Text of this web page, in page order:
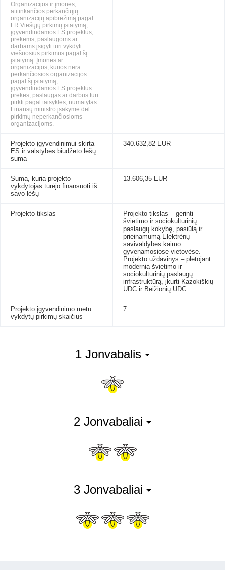
Organizacijos ir įmonės,
atitinkančios perkančiųjų
organizacijų apibrėžimą pagal
LR Viešųjų pirkimų įstatymą,
įgyvendindamos ES projektus,
prekėms, paslaugoms ar
darbams įsigyti turi vykdyti
viešuosius pirkimus pagal šį
įstatymą. Įmonės ar
organizacijos, kurios nėra
perkančiosios organizacijos
pagal šį įstatymą,
įgyvendindamos ES projektus
prekes, paslaugas ar darbus turi
pirkti pagal taisykles, numatytas
Finansų ministro įsakyme dėl
pirkimų neperkančiosioms
organizacijoms.
Projekto įgyvendinimui skirta
ES ir valstybės biudžeto lėšų
suma
340.632,82 EUR
Suma, kurią projekto
vykdytojas turėjo finansuoti iš
savo lėšų
13.606,35 EUR
Projekto tikslas
Projekto tikslas – gerinti
švietimo ir sociokultūrinių
paslaugų kokybę, pasiūlą ir
prieinamumą Elektrėnų
savivaldybės kaimo
gyvenamosiose vietovėse.
Projekto uždavinys – plėtojant
modernią švietimo ir
sociokultūrinių paslaugų
infrastruktūrą, įkurti Kazokiškių
UDC ir Beižionių UDC.
Projekto įgyvendinimo metu
vykdytų pirkimų skaičius
7
1 Jonvabalis
2 Jonvabaliai
3 Jonvabaliai